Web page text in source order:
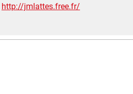
http://jmlattes.free.fr/